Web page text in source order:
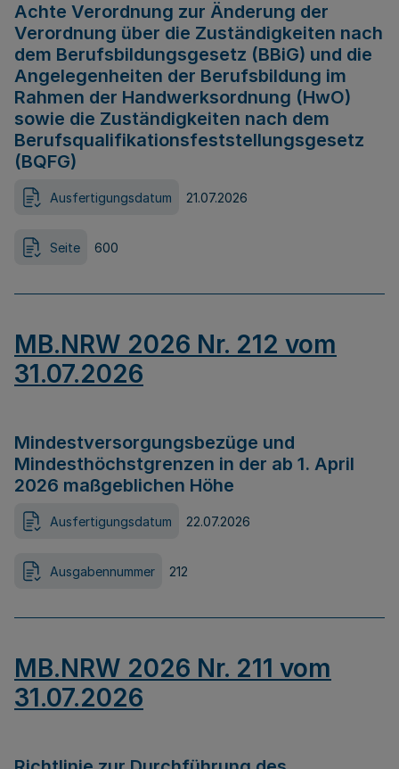
Achte Verordnung zur Änderung der
Verordnung über die Zuständigkeiten nach
dem Berufsbildungsgesetz (BBiG) und die
Angelegenheiten der Berufsbildung im
Rahmen der Handwerksordnung (HwO)
sowie die Zuständigkeiten nach dem
Berufsqualifikationsfeststellungsgesetz
(BQFG)
Ausfertigungsdatum 21.07.2026
Seite 600
MB.NRW 2026 Nr. 212 vom
31.07.2026
Mindestversorgungsbezüge und
Mindesthöchstgrenzen in der ab 1. April
2026 maßgeblichen Höhe
Ausfertigungsdatum 22.07.2026
Ausgabennummer 212
MB.NRW 2026 Nr. 211 vom
31.07.2026